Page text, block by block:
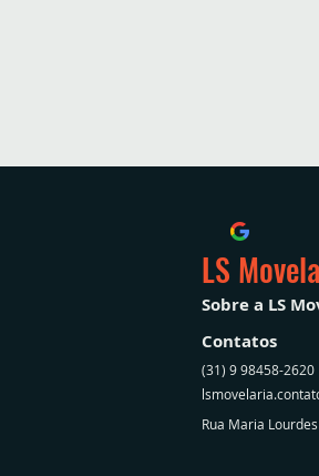
LS
Sobre a LS
Contatos
(31) 9 98458-2620
Rua Maria